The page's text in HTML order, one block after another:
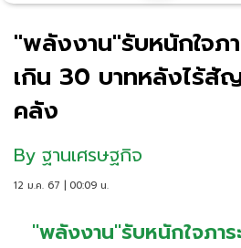
"พลังงาน"รับหนักใจภ
เกิน 30 บาทหลังไร้
คลัง
By ฐานเศรษฐกิจ
12 ม.ค. 67 | 00:09 น.
"พลังงาน"รับหนักใจภาร